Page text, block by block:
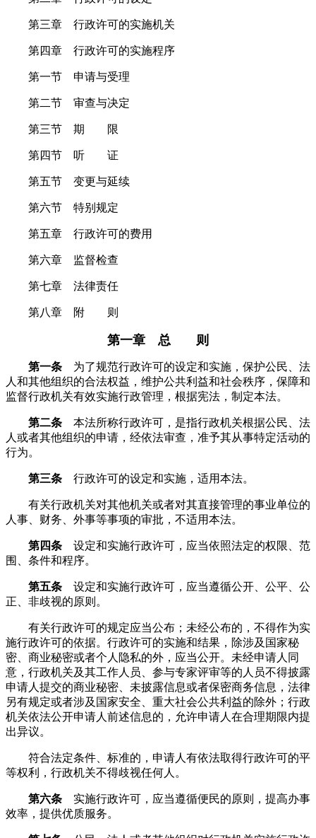
第三章 行政许可的实施机关
第四章 行政许可的实施程序
第一节 申请与受理
第二节 审查与决定
第三节 期 限
第四节 听 证
第五节 变更与延续
第六节 特别规定
第五章 行政许可的费用
第六章 监督检查
第七章 法律责任
第八章 附 则
第一章 总 则
第一条 为了规范行政许可的设定和实施，保护公民、法
人和其他组织的合法权益，维护公共利益和社会秩序，保障和
监督行政机关有效实施行政管理，根据宪法，制定本法。
第二条 本法所称行政许可，是指行政机关根据公民、法
人或者其他组织的申请，经依法审查，准予其从事特定活动的
行为。
第三条 行政许可的设定和实施，适用本法。
有关行政机关对其他机关或者对其直接管理的事业单位的
人事、财务、外事等事项的审批，不适用本法。
第四条 设定和实施行政许可，应当依照法定的权限、范
围、条件和程序。
第五条 设定和实施行政许可，应当遵循公开、公平、公
正、非歧视的原则。
有关行政许可的规定应当公布；未经公布的，不得作为实
施行政许可的依据。行政许可的实施和结果，除涉及国家秘
密、商业秘密或者个人隐私的外，应当公开。未经申请人同
意，行政机关及其工作人员、参与专家评审等的人员不得披露
申请人提交的商业秘密、未披露信息或者保密商务信息，法律
另有规定或者涉及国家安全、重大社会公共利益的除外；行政
机关依法公开申请人前述信息的，允许申请人在合理期限内提
出异议。
符合法定条件、标准的，申请人有依法取得行政许可的平
等权利，行政机关不得歧视任何人。
第六条 实施行政许可，应当遵循便民的原则，提高办事
效率，提供优质服务。